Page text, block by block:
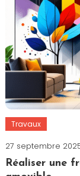
Travaux
27 septembre
Réaliser une